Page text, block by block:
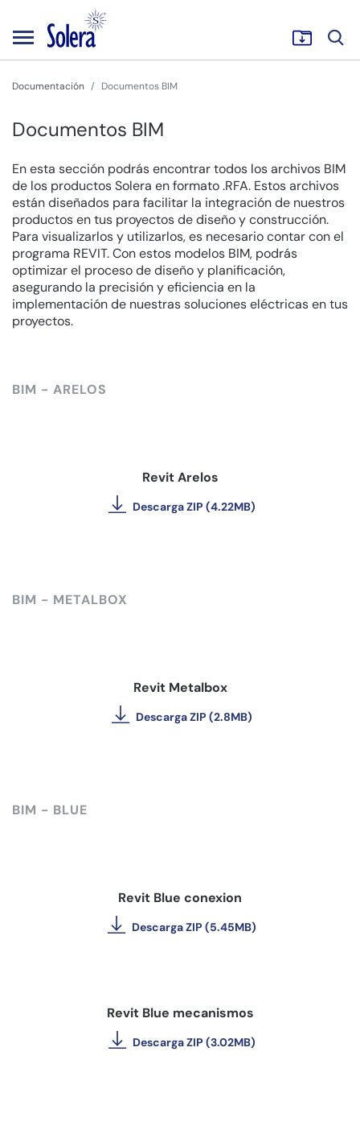
Documentación Documentos BIM
Documentos BIM
En esta sección podrás encontrar todos los archivos BIM
de los productos Solera en formato .RFA. Estos archivos
están diseñados para facilitar la integración de nuestros
productos en tus proyectos de diseño y construcción.
Para visualizarlos y utilizarlos, es necesario contar con el
programa REVIT. Con estos modelos BIM, podrás
optimizar el proceso de diseño y planificación,
asegurando la precisión y eficiencia en la
implementación de nuestras soluciones eléctricas en tus
proyectos.
BIM - ARELOS
Revit Arelos
Descarga ZIP (4.22MB)
BIM - METALBOX
Revit Metalbox
Descarga ZIP (2.8MB)
BIM - BLUE
Revit Blue conexion
Descarga ZIP (5.45MB)
Revit Blue mecanismos
Descarga ZIP (3.02MB)